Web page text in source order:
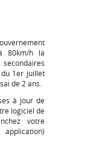
80km/h la
1er juillet
de 2 ans.
à jour de
logiciel de
votre